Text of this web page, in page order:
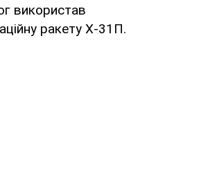
використав
ракету Х-31П.